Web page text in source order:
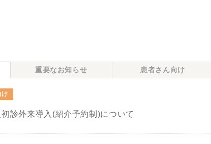
重要なお知らせ 患者さん向け
け
診外来導入(紹介予約制)について